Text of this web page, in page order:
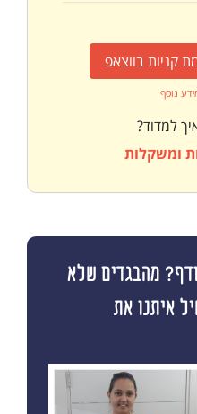
קניות בווצאפ
נוסף
למדוד?
ומשקלות
מהבגדים שלא
איתנו את